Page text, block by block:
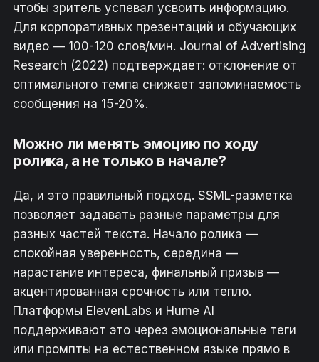
чтобы зритель успевал усвоить информацию.
Для корпоративных презентаций и обучающих
видео — 100-120 слов/мин. Journal of Advertising
Research (2022) подтверждает: отклонение от
оптимального темпа снижает запоминаемость
сообщения на 15-20%.
Можно ли менять эмоцию по ходу
ролика, а не только в начале?
Да, и это правильный подход. SSML-разметка
позволяет задавать разные параметры для
разных частей текста. Начало ролика —
спокойная уверенность, середина —
нарастание интереса, финальный призыв —
акцентированная срочность или тепло.
Платформы ElevenLabs и Hume AI
поддерживают это через эмоциональные теги
или промпты на естественном языке прямо в